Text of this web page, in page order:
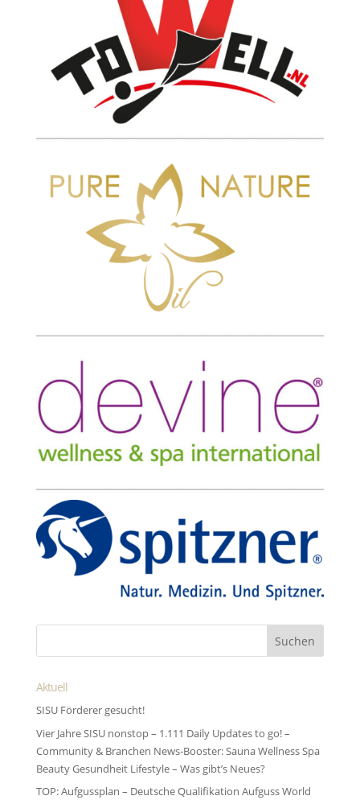
Aktuell
SISU Förderer gesucht!
Vier Jahre SISU nonstop – 1.111 Daily Updates to go! –
Community & Branchen News-Booster: Sauna Wellness Spa
Beauty Gesundheit Lifestyle – Was gibt’s Neues?
TOP: Aufgussplan – Deutsche Qualifikation Aufguss World